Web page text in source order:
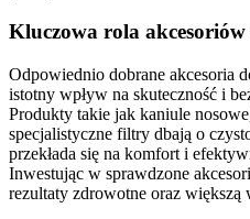
Kluczowa rola
Odpowiednio dobrane akcesoria
istotny wpływ na skuteczność i
Produkty takie jak kaniule
specjalistyczne filtry dbają o
przekłada się na komfort i
Inwestując w sprawdzone
rezultaty zdrowotne oraz większą